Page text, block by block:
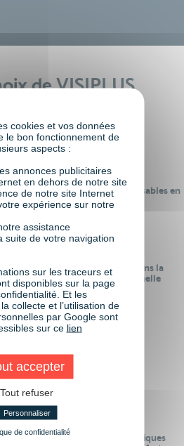
de VISIPLUS
100% des formations réalisables en
digital learning
au
24 ans d'expérience dans la
formation professionnelle
Des intervenants
ou
Des contenus pédagogiques
cookies et vos données
le bon fonctionnement de
aspects :
annonces publicitaires
en dehors de notre site
de notre site Internet
expérience sur notre
assistance
suite de votre navigation
sur les traceurs et
disponibles sur la page
Et les
collecte et l’utilisation de
par Google sont
sur ce lien
accepter
Tout refuser
Personnaliser
de confidentialité